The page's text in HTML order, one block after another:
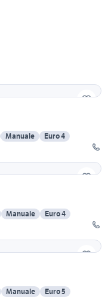
Manuale
Euro 4
Manuale
Euro 4
Manuale
Euro 5